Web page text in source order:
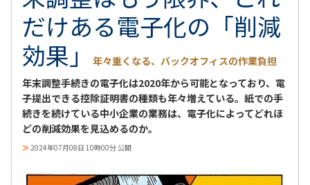
だけある電子化の「削減
効果」
年々重くなる、バックオフィスの作業負担
年末調整手続きの電子化は2020年から可能となっており、電
子提出できる控除証明書の種類も年々増えている。紙での手
続きを続けている中小企業の業務は、電子化によってどれほ
どの削減効果を見込めるのか。
≫2024年07月08日 10時00分 公開